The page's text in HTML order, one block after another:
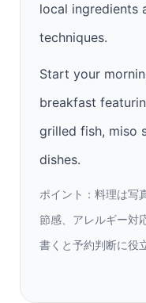
local ingredients
techniques.
Start your
breakfast
grilled fish, miso
dishes.
ポイント：料理は写
節感、アレルギー対
書くと予約判断に役